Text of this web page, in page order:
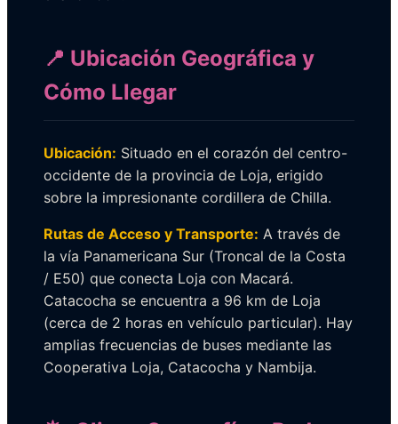
📍 Ubicación Geográfica y
Cómo Llegar
Ubicación: Situado en el corazón del centro-
occidente de la provincia de Loja, erigido
sobre la impresionante cordillera de Chilla.
Rutas de Acceso y Transporte: A través de
la vía Panamericana Sur (Troncal de la Costa
/ E50) que conecta Loja con Macará.
Catacocha se encuentra a 96 km de Loja
(cerca de 2 horas en vehículo particular). Hay
amplias frecuencias de buses mediante las
Cooperativa Loja, Catacocha y Nambija.